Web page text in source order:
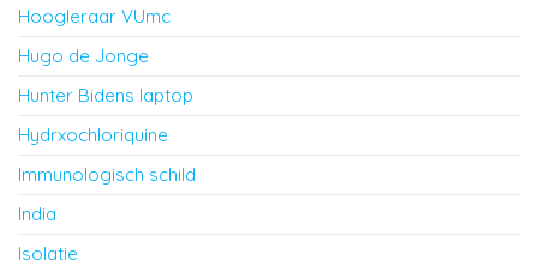
Hoogleraar VUmc
Hugo de Jonge
Hunter Bidens laptop
Hydrxochloriquine
Immunologisch schild
India
Isolatie